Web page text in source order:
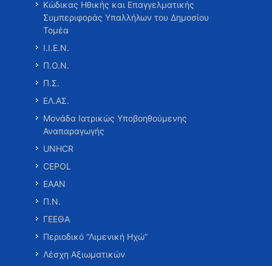
Κώδικας Ηθικής και Επαγγελματικής
Συμπεριφοράς Υπαλλήλων του Δημοσίου
Τομέα
Ι.Ι.Ε.Ν.
Π.Ο.Ν.
Π.Σ.
ΕΛ.ΑΣ.
Μονάδα Ιατρικώς Υποβοηθούμενης
Αναπαραγωγής
UNHCR
CEPOL
ΕΑΑΝ
Π.Ν.
ΓΕΕΘΑ
Περιοδικό “Λιμενική Ηχώ”
Λέσχη Αξιωματικών